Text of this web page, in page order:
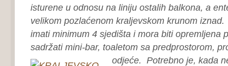
isturene u odnosu na liniju ostalih balkona, a
velikom pozlaćenom kraljevskom krunom iznad.
imati minimum 4 sjedišta i mora biti opremljena
sadržati mini-bar, toaletom sa predprostorom,
odjeće. Potrebno je, kada